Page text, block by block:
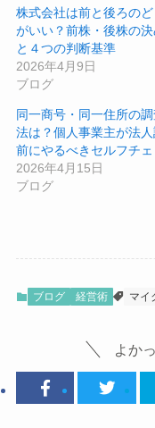
株式会社は前と後ろの
がいい？前株・後株の
と４つの判断基準
2026年4月9日
ブログ
同一商号・同一住所の
法は？個人事業主が法
前にやるべきセルフチェ
2026年4月15日
ブログ
ブログ 経営術 マイ
よか